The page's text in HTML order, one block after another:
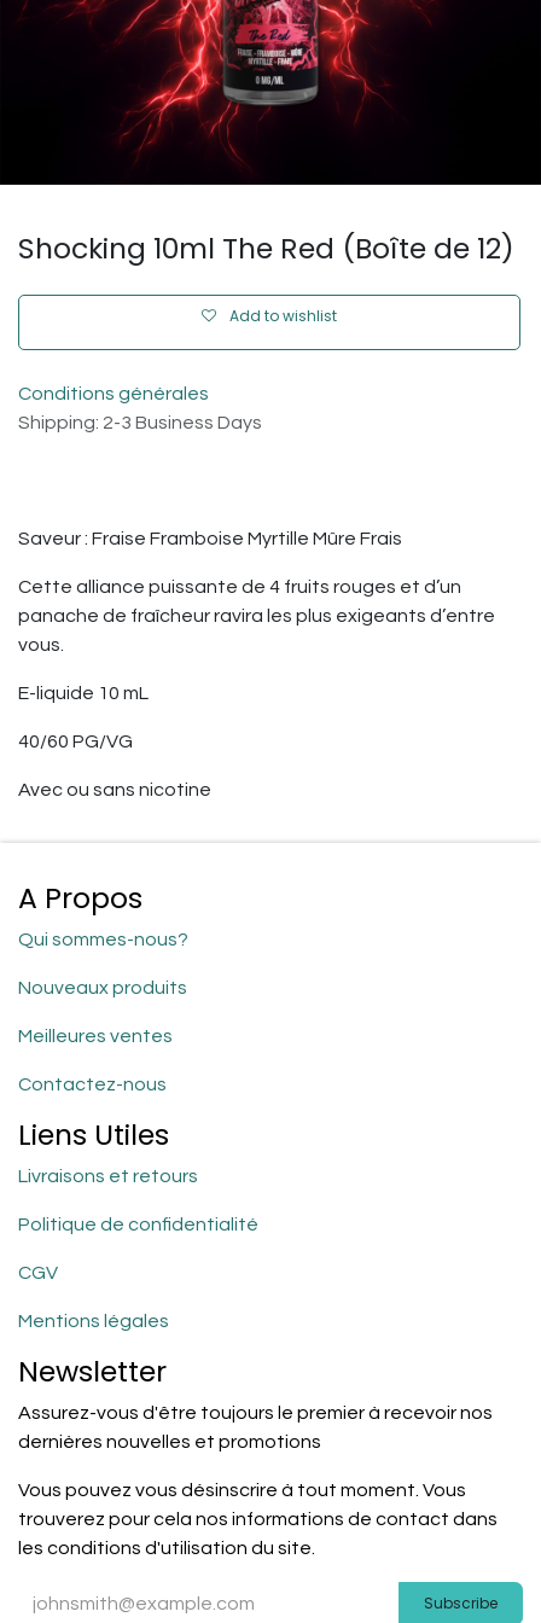
Shocking 10ml The Red (Boîte de 12)
Add to wishlist
Conditions générales
Shipping: 2-3 Business Days
Saveur : Fraise Framboise Myrtille Mûre Frais
Cette alliance puissante de 4 fruits rouges et d’un
panache de fraîcheur ravira les plus exigeants d’entre
vous.
E-liquide 10 mL
40/60 PG/VG
Avec ou sans nicotine
A Propos
Qui sommes-nous?
Nouveaux produits
Meilleures ventes
Contactez-nous
Liens Utiles
Livraisons et retours
Politique de confidentialité
CGV
Mentions légales
Newsletter
Assurez-vous d'être toujours le premier à recevoir nos
dernières nouvelles et promotions
Vous pouvez vous désinscrire à tout moment. Vous
trouverez pour cela nos informations de contact dans
les conditions d'utilisation du site.
Subscribe